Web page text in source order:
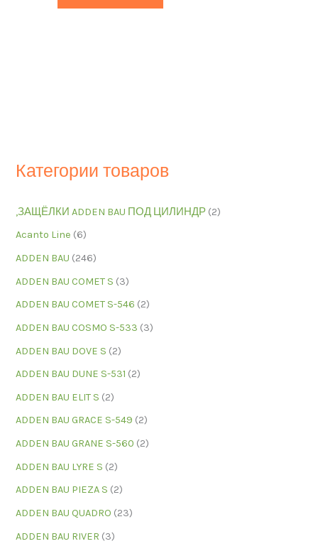
Категории товаров
,ЗАЩЁЛКИ ADDEN BAU ПОД ЦИЛИНДР (2)
Acanto Line (6)
ADDEN BAU (246)
ADDEN BAU COMET S (3)
ADDEN BAU COMET S-546 (2)
ADDEN BAU COSMO S-533 (3)
ADDEN BAU DOVE S (2)
ADDEN BAU DUNE S-531 (2)
ADDEN BAU ELIT S (2)
ADDEN BAU GRACE S-549 (2)
ADDEN BAU GRANE S-560 (2)
ADDEN BAU LYRE S (2)
ADDEN BAU PIEZA S (2)
ADDEN BAU QUADRO (23)
ADDEN BAU RIVER (3)